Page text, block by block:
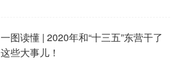
一图读懂 | 2020年和“十三五”东营干了
这些大事儿！